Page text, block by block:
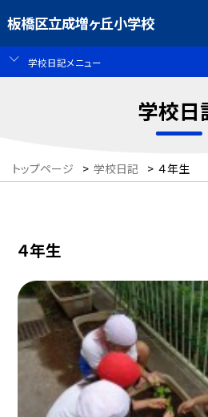
板橋区立成増ヶ丘小学校
学校日記メニュー
学校日
トップページ > 学校日記 > ４年生
４年生